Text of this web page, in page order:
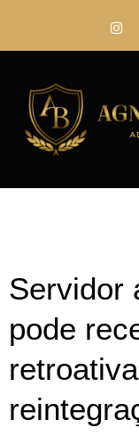
Servidor
pode